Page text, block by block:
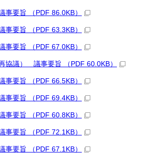
要旨 （PDF 86.0KB）
要旨 （PDF 63.3KB）
要旨 （PDF 67.0KB）
協議） 議事要旨 （PDF 60.0KB）
要旨 （PDF 66.5KB）
要旨 （PDF 69.4KB）
要旨 （PDF 60.8KB）
要旨 （PDF 72.1KB）
要旨 （PDF 67.1KB）